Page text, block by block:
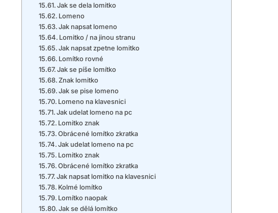
Jak se dela lomitko
Lomeno
Jak napsat lomeno
Lomitko / na jinou stranu
Jak napsat zpetne lomitko
Lomítko rovné
Jak se píše lomítko
Znak lomitko
Jak se pise lomeno
Lomeno na klavesnici
Jak udelat lomeno na pc
Lomitko znak
Obrácené lomítko zkratka
Jak udelat lomeno na pc
Lomitko znak
Obrácené lomítko zkratka
Jak napsat lomitko na klavesnici
Kolmé lomítko
Lomítko naopak
Jak se dělá lomítko